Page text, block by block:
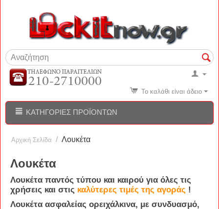
Το καλάθι είναι άδειο
ΚΑΤΗΓΟΡΊΕΣ ΠΡΟΪΌΝΤΩΝ
Αρχική Σελίδα / Λουκέτα
Λουκέτα
Λουκέτα παντός τύπου και καιρού για όλες τις
χρήσεις και στις καλύτερες τιμές της αγοράς !
Λουκέτα ασφαλείας ορειχάλκινα, με συνδυασμό,